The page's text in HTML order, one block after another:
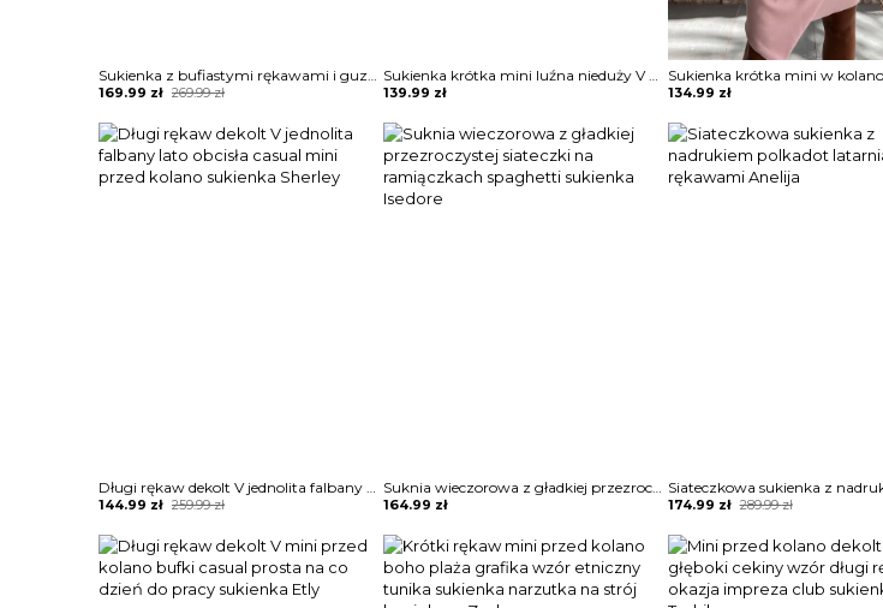
Sukienka z bufiastymi rękawami i guzikami przodu Terttu
269.99zł
Original
was:
269.99 zł.
169.99 zł
Current
is:
169.99 zł.
Sukienka krótka mini luźna nieduży V dekolt kołnierz 3 4 rękaw dopasowana ściągana w talii motyw panterka Wiepkje
139.99 zł 134.99 zł
Długi rękaw dekolt V jednolita falbany lato obcisła casual mini przed kolano sukienka Sherley
259.99zł
Original
was:
259.99 zł.
144.99 zł
Current
is:
144.99 zł.
Suknia wieczorowa z gładkiej przezroczystej siateczki na ramiączkach spaghetti sukienka Isedore
164.99 zł 289.99zł
Original
was:
289.99 zł.
174.99 zł
Current
is:
174.99 zł.